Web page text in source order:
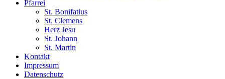
Pfarrei
St. Bonifatius
St. Clemens
Herz Jesu
St. Johann
St. Martin
Kontakt
Impressum
Datenschutz